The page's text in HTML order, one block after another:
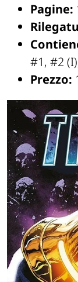
Pagine:
#1, #2
Prezzo: